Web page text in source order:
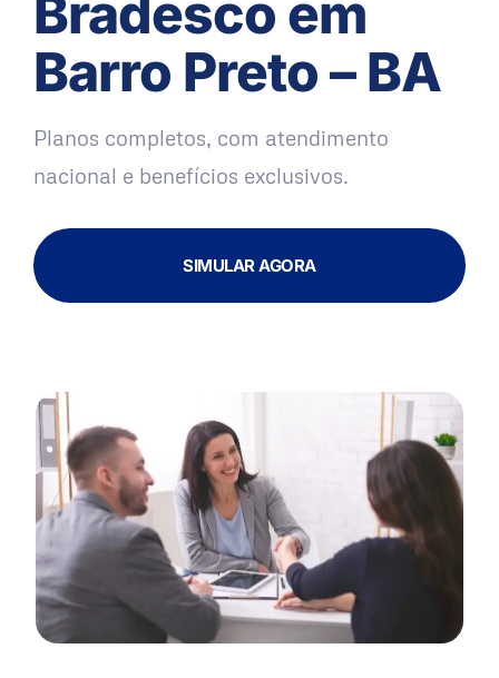
Bradesco em
Barro Preto – BA
Planos completos, com atendimento
nacional e benefícios exclusivos.
SIMULAR AGORA